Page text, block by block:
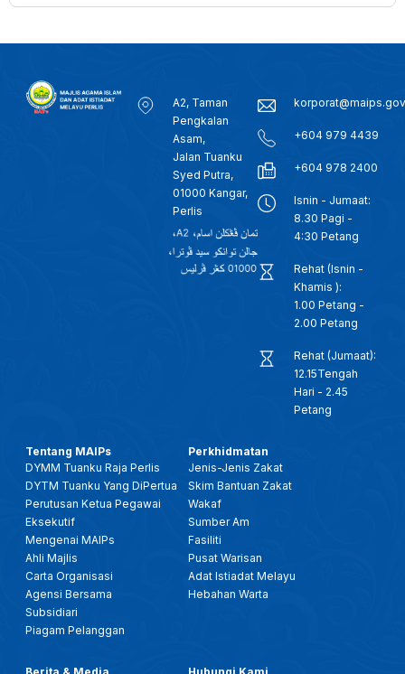
A2, Taman
Pengkalan
Asam,
Jalan Tuanku
Syed Putra,
01000 Kangar,
Perlis
+604 979 4439
+604 978 2400
Isnin - Jumaat:
8.30 Pagi -
4:30 Petang
Rehat (Isnin -
Khamis ):
1.00 Petang -
2.00 Petang
Rehat (Jumaat):
12.15Tengah
Hari - 2.45
Petang
Tentang MAIPs
DYMM Tuanku Raja Perlis
DYTM Tuanku Yang DiPertua
Perutusan Ketua Pegawai
Eksekutif
Mengenai MAIPs
Ahli Majlis
Carta Organisasi
Agensi Bersama
Subsidiari
Piagam Pelanggan
Perkhidmatan
Jenis-Jenis Zakat
Skim Bantuan Zakat
Wakaf
Sumber Am
Fasiliti
Pusat Warisan
Adat Istiadat Melayu
Hebahan Warta